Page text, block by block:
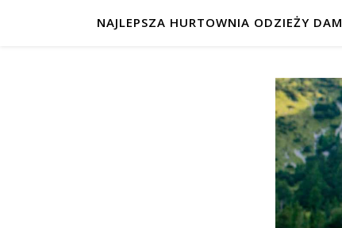
NAJLEPSZA HURTOWNIA ODZIEŻY